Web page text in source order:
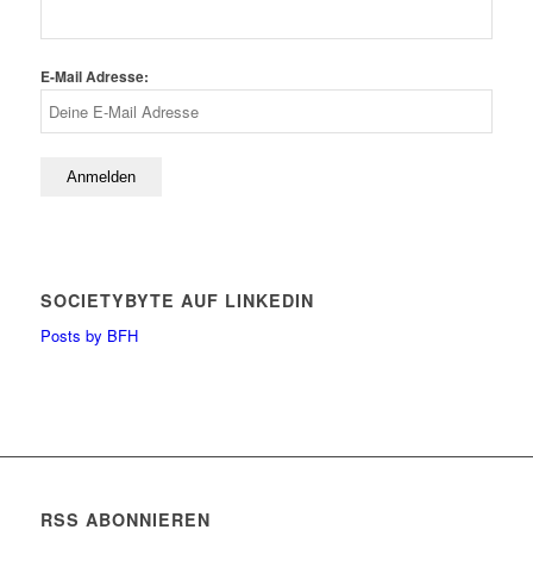
E-Mail Adresse:
SOCIETYBYTE AUF LINKEDIN
Posts by BFH
RSS ABONNIEREN